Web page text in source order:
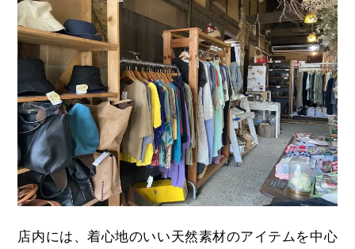
店内には、着心地のいい天然素材のアイテムを中心